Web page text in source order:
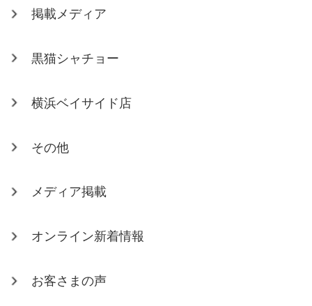
掲載メディア
黒猫シャチョー
横浜ベイサイド店
その他
メディア掲載
オンライン新着情報
お客さまの声